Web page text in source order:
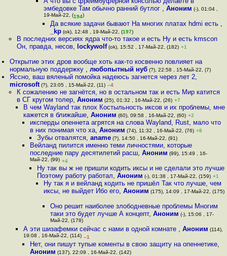
эмбедовке Там обычно ранний бутлог , Аноним (-), 01:04 ,
19-Май-22, (194)
Да всякие задачи бывают На многих платах hdmi есть ,
_kp (ok), 12:48 , 19-Май-22, (197)
В последних версиях ядра что-то такое и есть Ну и есть kmscon
Он, правда, несов, lockywolf(ok), 15:52 , 17-Май-22, (182) +1
Открытие этих дров вообще хоть как-то косвенно повлияет на
нормальную поддержку ,любопытный нуб (?), 22:58 , 15-Май-22, (7)
Яссно, ваш вяленый помойка надеюсь загнется через лет 2,
microsoft (?), 23:05 , 15-Май-22, (11) –4
К сожалению не загнётся, но в остальном так и есть Мир катится
в СГ кругом толер, Аноним (25), 01:32 , 16-Май-22, (26) +7
В чем Wayland так плох Костыльность иксов и их проблемы, мне
кажется в ближайше, Аноним (60), 09:58 , 16-Май-22, (60) +2
иксперды опеннета агрятся на слова Wayland, Rust, мало что
в них понимая что ха,Аноним (74), 11:32 , 16-Май-22, (76) +8
Зубы отвалятся, aname(?), 14:50 , 16-Май-22, (91)
Вейланд пилится именно теми личностями, которые
последние пару десятилетий расш,Аноним (99), 15:49 , 16-
Май-22, (99) +4
Ну так вы ж не пришли кодить иксы и не сделали это лучше
Поэтому работу работал, Аноним (-), 01:38 , 17-Май-22, (159) +1
Ну так я и вейланд кодить не пришёл Так что лучше, чем
иксы, не выйдет Ибо его, Аноним (175), 14:09 , 17-Май-22, (175)
Оно решит наиболее злободневные проблемы Многим
таки это будет лучше А концепт,Аноним (-), 15:06 , 17-
Май-22, (178)
А эти шизафемки сейчас с нами в одной комнате , Аноним (114),
19:08 , 16-Май-22, (114) –1
Нет, они пишут тупые коменты в свою защиту на опеннетике,
Аноним (137), 22:09 , 16-Май-22, (142)